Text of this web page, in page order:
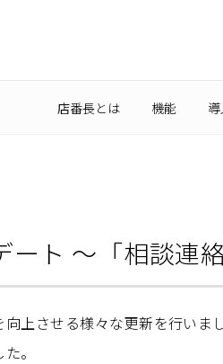
店番長とは 機能
ート ～「相談連
上させる様々な更新を行いまし
。